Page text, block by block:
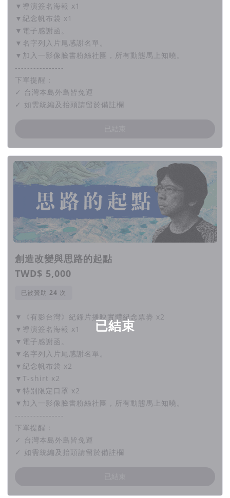
▼導演簽名海報 x1
▼紀念帆布袋 x1
▼電子感謝函。
▼名字列入片尾感謝名單。
▼加入一影像臉書粉絲社團，所有動態馬上知曉。
----------------
下單提醒：
✓ 台灣本島外島皆免運
✓ 如需統編及抬頭請留於備註欄
已結束
創造改變與思路的起點
TWD$ 5,000
已被贊助 次
▼《有影台灣》紀錄片播映實體紀念票劵 x2
▼導演簽名海報 x1
▼電子感謝函。
▼名字列入片尾感謝名單。
▼紀念帆布袋 x2
▼T-shirt x2
▼特別限定口罩 x2
▼加入一影像臉書粉絲社團，所有動態馬上知曉。
----------------
下單提醒：
✓ 台灣本島外島皆免運
✓ 如需統編及抬頭請留於備註欄